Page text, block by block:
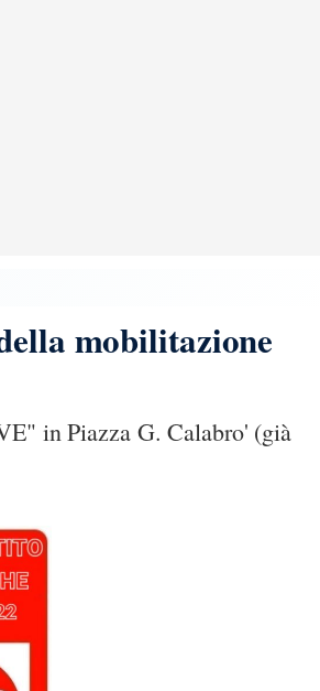
mobilitazione
in Piazza G. Calabro' (già